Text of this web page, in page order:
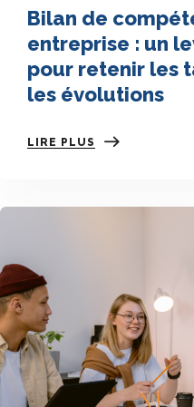
Bilan de
entreprise : un
pour retenir les
les évolutions
LIRE PLUS